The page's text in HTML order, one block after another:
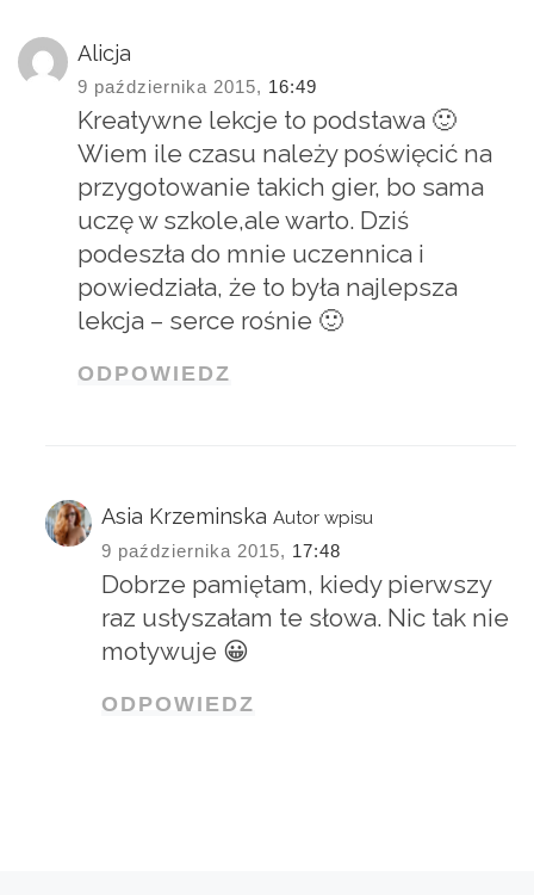
Alicja
9 października 2015, 16:49
Kreatywne lekcje to podstawa 🙂
Wiem ile czasu należy poświęcić na
przygotowanie takich gier, bo sama
uczę w szkole,ale warto. Dziś
podeszła do mnie uczennica i
powiedziała, że to była najlepsza
lekcja – serce rośnie 🙂
ODPOWIEDZ
Asia Krzeminska Autor wpisu
9 października 2015, 17:48
Dobrze pamiętam, kiedy pierwszy
raz usłyszałam te słowa. Nic tak nie
motywuje 😀
ODPOWIEDZ